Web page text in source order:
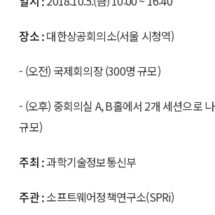
장소 :대한상공회의소(서울 시청역)
- (오전) 국제회의장 (300명 규모)
- (오후) 중회의실 A, B홀에서 2개 세션으로
규모)
주최 :과학기술정보통신부
주관 :소프트웨어정책연구소(SPRi)